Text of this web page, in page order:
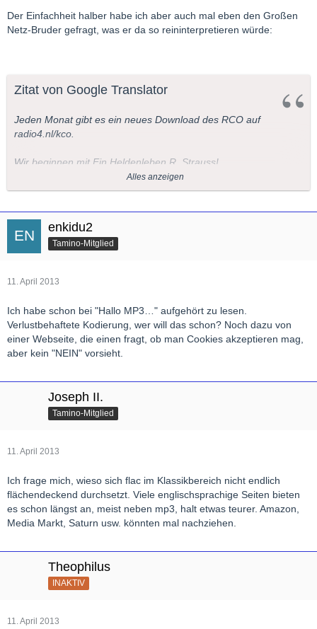
Der Einfachheit halber habe ich aber auch mal eben den Großen
Netz-Bruder gefragt, was er da so reininterpretieren würde:
Zitat von Google Translator
Jeden Monat gibt es ein neues Download des RCO auf
radio4.nl/kco.
Wir beginnen mit Ein Heldenleben R. Strauss!
Der erste Download, Ein Heldenleben von Richard Strauss, ist
Bis November, wird es jeden Monat eine zusätzliche Download,
Geschenk von Radio 4, der AVRO und dem Royal
Jubiläums des Orchesters im Jahr 2013 sein.
Alles anzeigen
enkidu2
Tamino-Mitglied
11. April 2013
Ich habe schon bei "Hallo MP3…" aufgehört zu lesen.
Verlustbehaftete Kodierung, wer will das schon? Noch dazu von
einer Webseite, die einen fragt, ob man Cookies akzeptieren mag,
aber kein "NEIN" vorsieht.
Joseph II.
Tamino-Mitglied
11. April 2013
Ich frage mich, wieso sich flac im Klassikbereich nicht endlich
flächendeckend durchsetzt. Viele englischsprachige Seiten bieten
es schon längst an, meist neben mp3, halt etwas teurer. Amazon,
Media Markt, Saturn usw. könnten mal nachziehen.
Theophilus
INAKTIV
11. April 2013